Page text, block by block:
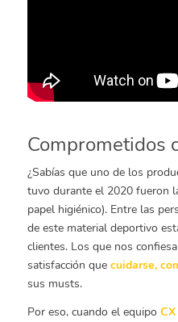
Comprometidos
¿Sabías que uno de los
tuvo durante el 2020 fueron
papel higiénico). Entre las
de este material deportivo
clientes. Los que nos
satisfacción que cuidarse,
sus musts.
Por eso, cuando el equipo